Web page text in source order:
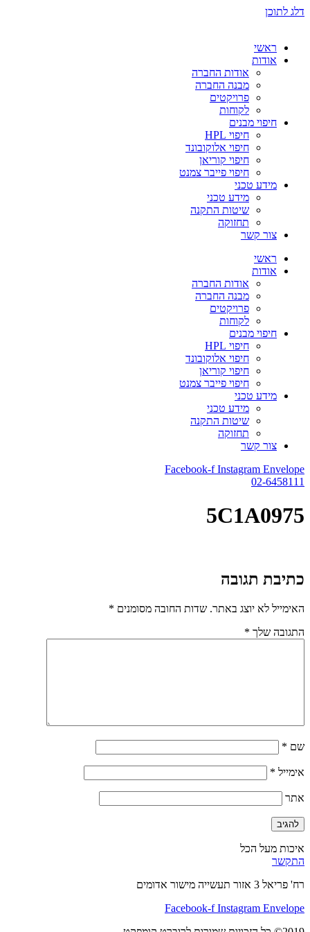
דלג לתוכן
ראשי
אודות
אודות החברה
מבנה החברה
פרויקטים
לקוחות
חיפוי מבנים
חיפוי HPL
חיפוי אלוקובונד
חיפוי קוריאן
חיפוי פייבר צמנט
מידע טכני
מידע טכני
שיטות התקנה
תחזוקה
צור קשר
ראשי
אודות
אודות החברה
מבנה החברה
פרויקטים
לקוחות
חיפוי מבנים
חיפוי HPL
חיפוי אלוקובונד
חיפוי קוריאן
חיפוי פייבר צמנט
מידע טכני
מידע טכני
שיטות התקנה
תחזוקה
צור קשר
Facebook-f Instagram Envelope
02-6458111
5C1A0975
כתיבת תגובה
האימייל לא יוצג באתר. שדות החובה מסומנים *
התגובה שלך *
שם *
אימייל *
אתר
איכות מעל הכל
התקשר
רח' פריאל 3 אזור תעשייה מישור אדומים
Facebook-f Instagram Envelope